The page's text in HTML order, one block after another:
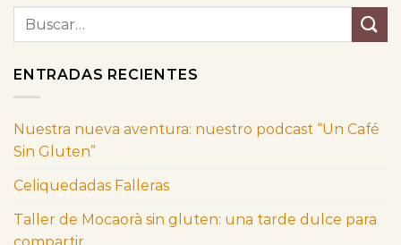
ENTRADAS RECIENTES
Nuestra nueva aventura: nuestro podcast “Un Café
Sin Gluten”
Celiquedadas Falleras
Taller de Mocaorà sin gluten: una tarde dulce para